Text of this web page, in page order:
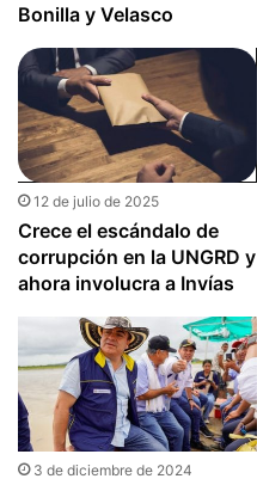
Bonilla y Velasco
12 de julio de 2025
Crece el escándalo de
corrupción en la UNGRD y
ahora involucra a Invías
3 de diciembre de 2024